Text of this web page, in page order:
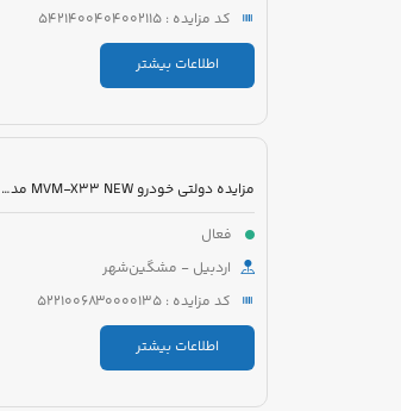
کد مزایده : 5421400404002115
اطلاعات بیشتر
مزایده دولتی خودرو MVM-X33 NEW مدل 1394 رنگ سفید
فعال
اردبیل - مشگین‌شهر
کد مزایده : 5221006830000135
اطلاعات بیشتر